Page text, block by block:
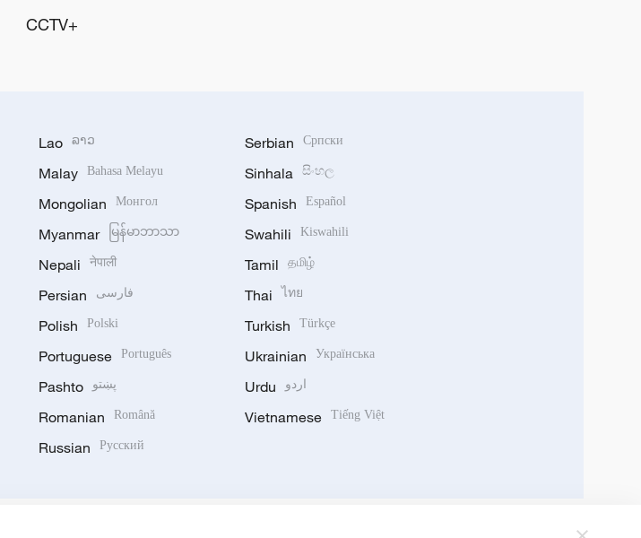
CCTV+
Lao ລາວ
Malay Bahasa Melayu
Mongolian Монгол
Myanmar မြန်မာဘာသာ
Nepali नेपाली
Persian فارسی
Polish Polski
Portuguese Português
Pashto پښتو
Romanian Română
Russian Русский
Serbian Српски
Sinhala සිංහල
Spanish Español
Swahili Kiswahili
Tamil தமிழ்
Thai ไทย
Turkish Türkçe
Ukrainian Українська
Urdu اردو
Vietnamese Tiếng Việt